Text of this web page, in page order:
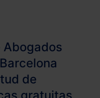
Abogados
de